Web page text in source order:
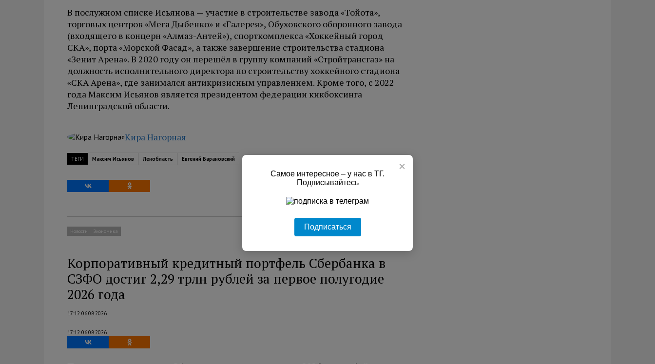
В послужном списке Исьянова — участие в строительстве завода «Тойота»,
торговых центров «Мега Дыбенко» и «Галерея», Обуховского оборонного завода
(входящего в концерн «Алмаз-Антей»), спорткомплекса «Хоккейный город
СКА», порта «Морской Фасад», а также завершение строительства стадиона
«Зенит Арена». В 2020 году он перешёл в группу компаний «Стройтрансгаз» на
должность исполнительного директора по строительству хоккейного стадиона
«СКА Арена», где занимался антикризисным управлением. Кроме того, с 2022
года Максим Исьянов является президентом федерации кикбоксинга
Ленинградской области.
Кира Нагорная
ТЕГИ Максим Исьянов Ленобласть Евгений Барановский
Новости Экономика
Корпоративный кредитный портфель Сбербанка в
СЗФО достиг 2,29 трлн рублей за первое полугодие
2026 года
17:12 06.08.2026
17:12 06.08.2026
×
Самое интересное – у нас в ТГ.
Подписывайтесь
Подписаться